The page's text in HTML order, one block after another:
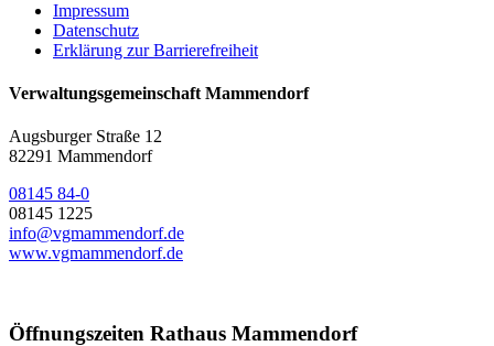
Impressum
Datenschutz
Erklärung zur Barrierefreiheit
Verwaltungsgemeinschaft Mammendorf
Augsburger Straße 12
82291 Mammendorf
08145 84-0
08145 1225
info@vgmammendorf.de
www.vgmammendorf.de
Öffnungszeiten Rathaus Mammendorf